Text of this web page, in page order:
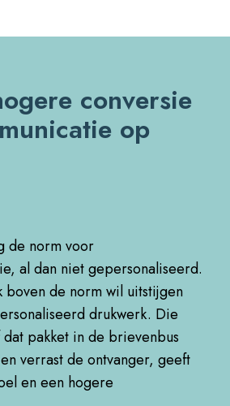
conversie
op
de norm voor
al dan niet gepersonaliseerd.
boven de norm wil uitstijgen
drukwerk. Die
pakket in de brievenbus
verrast de ontvanger, geeft
en een hogere